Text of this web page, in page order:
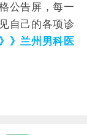
公告屏，每一
自己的各项诊
》兰州男科医